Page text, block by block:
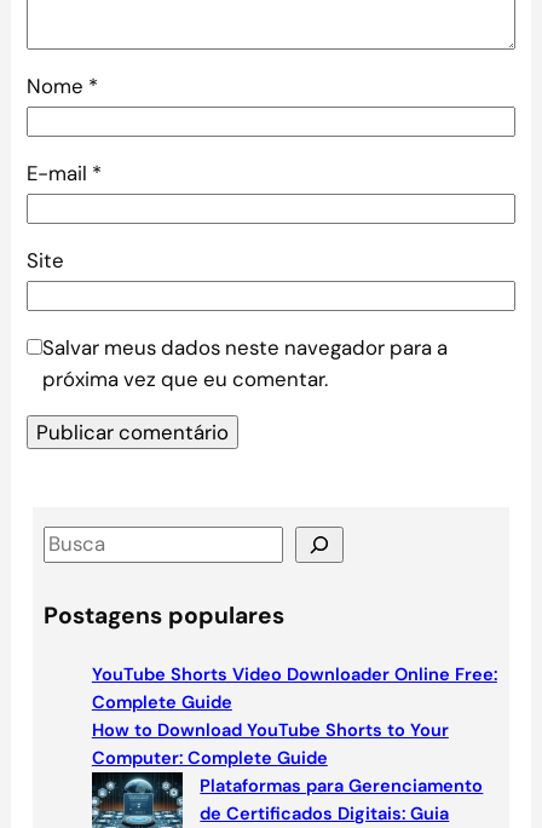
Nome *
E-mail *
Site
Salvar meus dados neste navegador para a
próxima vez que eu comentar.
S
a
Postagens populares
YouTube Shorts Video Downloader Online Free:
Complete Guide
How to Download YouTube Shorts to Your
Computer: Complete Guide
Plataformas para Gerenciamento
de Certificados Digitais: Guia